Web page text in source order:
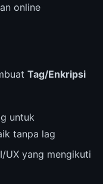
online
Tag/Enkripsi
untuk
tanpa lag
UX yang mengikuti